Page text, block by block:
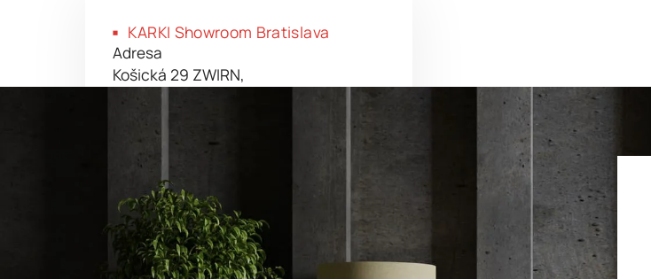
KARKI Showroom Bratislava
Adresa
Košická 29 ZWIRN,